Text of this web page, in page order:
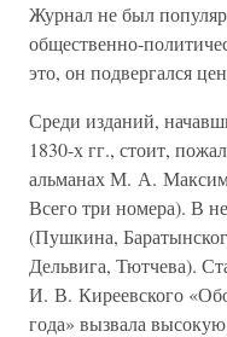
Журнал не был
общественно-
это, он подвергался
Среди изданий,
1830-х гг., стоит,
альманах М. А.
Всего три номера). В
(Пушкина,
Дельвига, Тютчева).
И. В. Киреевского
года» вызвала